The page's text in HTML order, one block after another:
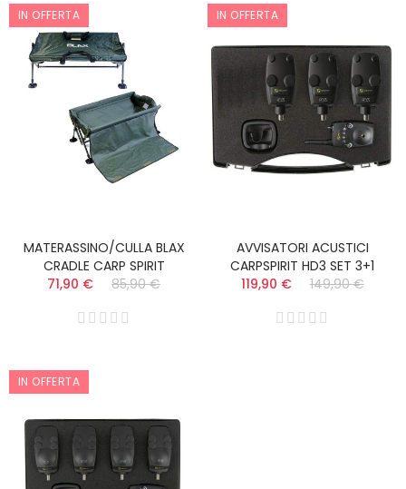
IN OFFERTA
MATERASSINO/CULLA BLAX
CRADLE CARP SPIRIT
71,90 €
85,90 €
IN OFFERTA
AVVISATORI ACUSTICI
CARPSPIRIT HD3 SET 3+1
119,90 €
149,90 €
IN OFFERTA